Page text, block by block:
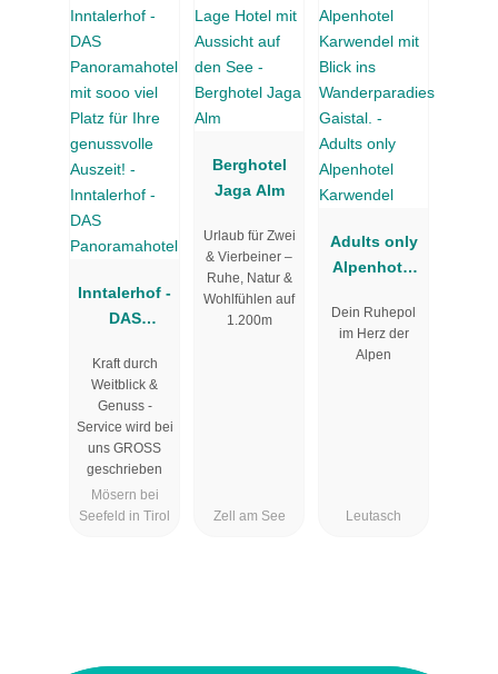
Inntalerhof -
DAS
tel
Kraft durch
Weitblick &
Genuss -
Service wird bei
uns GROSS
geschrieben
Mösern bei
Seefeld in Tirol
Berghotel
Jaga Alm
Urlaub für Zwei
& Vierbeiner –
Ruhe, Natur &
Wohlfühlen auf
1.200m
Zell am See
Adults only
Alpenhotel
Dein Ruhepol
im Herz der
Alpen
Leutasch